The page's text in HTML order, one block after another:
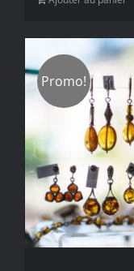
Promo!